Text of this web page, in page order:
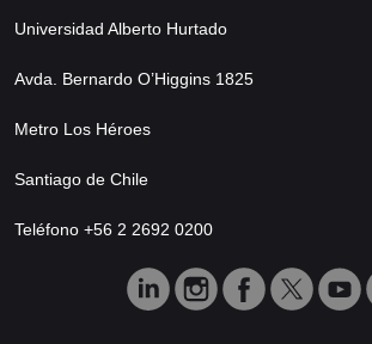
Universidad Alberto Hurtado
Avda. Bernardo O’Higgins 1825
Metro Los Héroes
Santiago de Chile
Teléfono +56 2 2692 0200